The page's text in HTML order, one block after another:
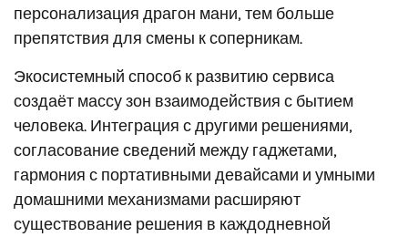
персонализация драгон мани, тем больше
препятствия для смены к соперникам.
Экосистемный способ к развитию сервиса
создаёт массу зон взаимодействия с бытием
человека. Интеграция с другими решениями,
согласование сведений между гаджетами,
гармония с портативными девайсами и умными
домашними механизмами расширяют
существование решения в каждодневной